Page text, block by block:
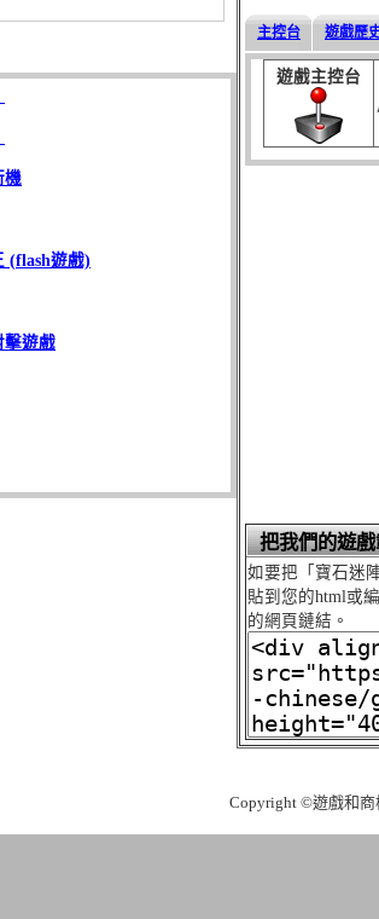
機
(flash遊戲)
擊遊戲
主控台 遊戲歷
遊戲主控台
把我們的遊
如要把「寶石迷
貼到您的html或
的網頁鏈結。
Copyright ©遊戲和